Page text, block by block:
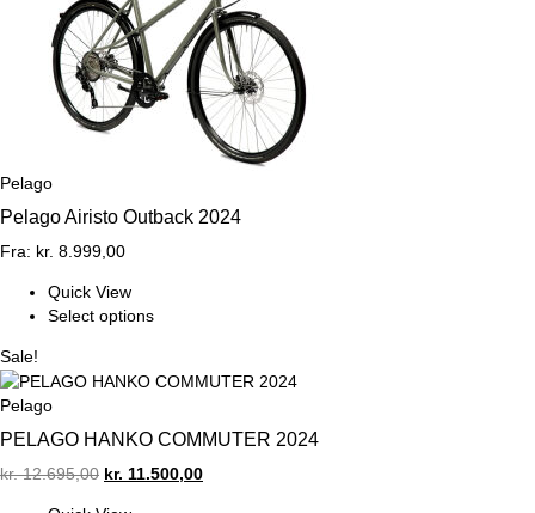
Pelago
Pelago Airisto Outback 2024
Fra: kr. 8.999,00
Quick View
Select options
Sale!
Pelago
PELAGO HANKO COMMUTER 2024
kr.12.695,00 Original
kr. 11.500,00Current